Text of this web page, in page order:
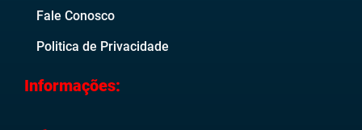
Fale Conosco
Politica de Privacidade
Informações: